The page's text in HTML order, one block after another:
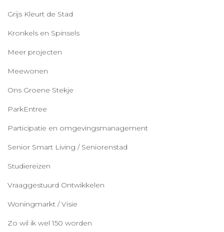
Grijs Kleurt de Stad
Kronkels en Spinsels
Meer projecten
Meewonen
Ons Groene Stekje
ParkEntree
Participatie en omgevingsmanagement
Senior Smart Living / Seniorenstad
Studiereizen
Vraaggestuurd Ontwikkelen
Woningmarkt / Visie
Zo wil ik wel 150 worden